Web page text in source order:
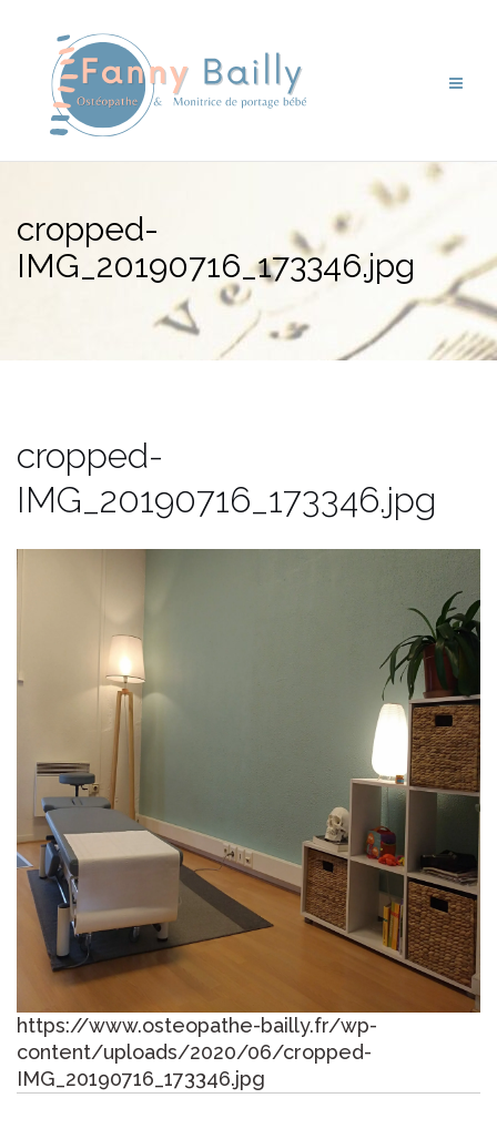
contenu
cropped-
IMG_20190716_173346.jpg
cropped-
IMG_20190716_173346.jpg
https://www.osteopathe-bailly.fr/wp-
content/uploads/2020/06/cropped-
IMG_20190716_173346.jpg